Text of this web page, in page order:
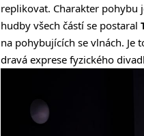
replikovat. Charakter pohybu
hudby všech částí se postaral
na pohybujících se vlnách.
dravá exprese fyzického